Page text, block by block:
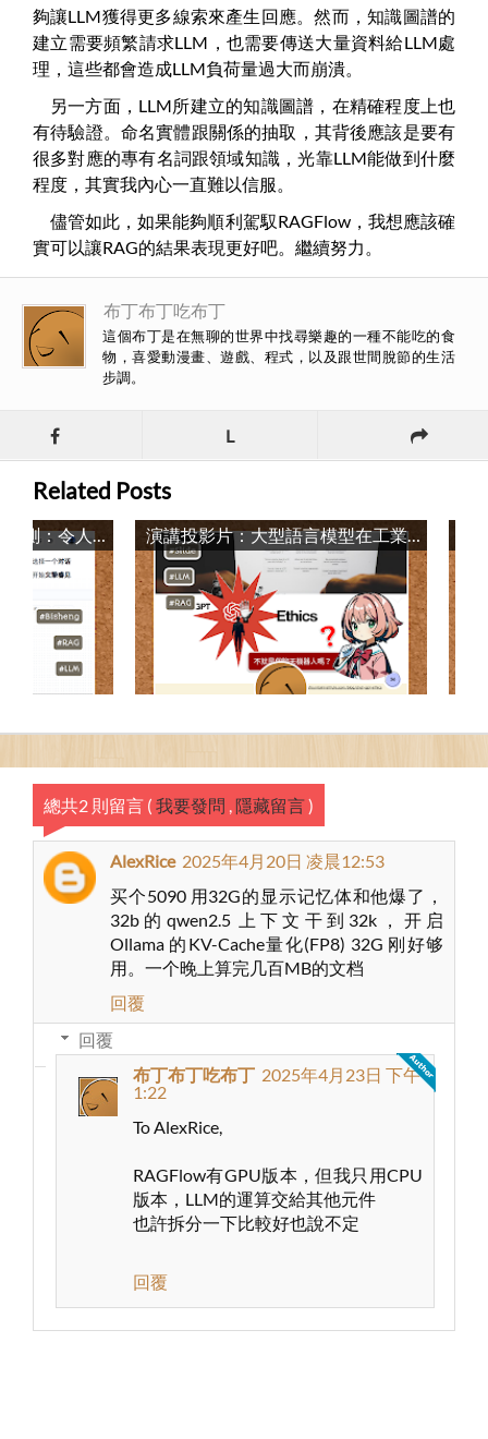
夠讓LLM獲得更多線索來產生回應。然而，知識圖譜的
建立需要頻繁請求LLM，也需要傳送大量資料給LLM處
理，這些都會造成LLM負荷量過大而崩潰。
另一方面，LLM所建立的知識圖譜，在精確程度上也
有待驗證。命名實體跟關係的抽取，其背後應該是要有
很多對應的專有名詞跟領域知識，光靠LLM能做到什麼
程度，其實我內心一直難以信服。
儘管如此，如果能夠順利駕馭RAGFlow，我想應該確
實可以讓RAG的結果表現更好吧。繼續努力。
布丁布丁吃布丁
這個布丁是在無聊的世界中找尋樂趣的一種不能吃的食
物，喜愛動漫畫、遊戲、程式，以及跟世間脫節的生活
步調。
L
Related Posts
LLM開發平臺「畢昇」實測：令人驚豔的溯源定位功能 / LLM Development Platform 演講投影片：大型語言模型在工業領域的潛力 / Slide: The Potential of Large Language Models in Industrial Fields
總共2 則留言 ( 我要發問 , 隱藏留言)
AlexRice 2025年4月20日 凌晨12:53
买个5090 用32G的显示记忆体和他爆了，
32b的qwen2.5 上下文干到32k，开启
Ollama 的KV-Cache量化(FP8) 32G 刚好够
用。一个晚上算完几百MB的文档
回覆
回覆
布丁布丁吃布丁 2025年4月23日 下午
1:22
To AlexRice,
RAGFlow有GPU版本，但我只用CPU
版本，LLM的運算交給其他元件
也許拆分一下比較好也說不定
回覆